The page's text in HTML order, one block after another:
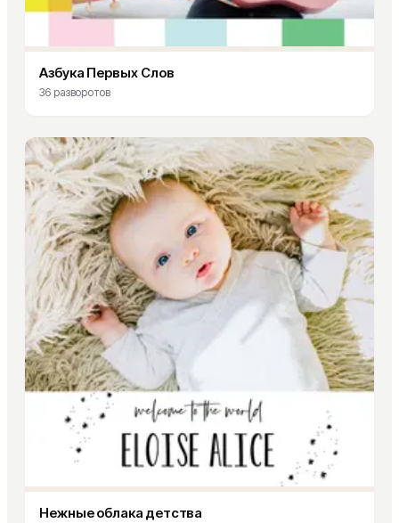
Азбука Первых Слов
36разворотов
Нежные облака детства